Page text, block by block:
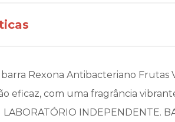
Rexona Antibacteriano Frutas
eficaz, com uma fragrância
INDEPENDENTE.